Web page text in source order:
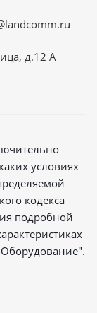
д.12 А
условиях
кодекса
подробной